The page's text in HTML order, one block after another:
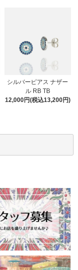
シルバーピアス ナザー
ル RB TB
12,000円(税込13,200円)